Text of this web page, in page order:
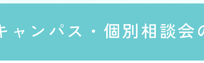
ャンパス・個別相談会